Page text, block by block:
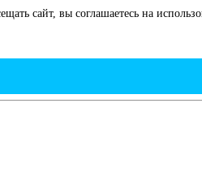
сайт, вы соглашаетесь на